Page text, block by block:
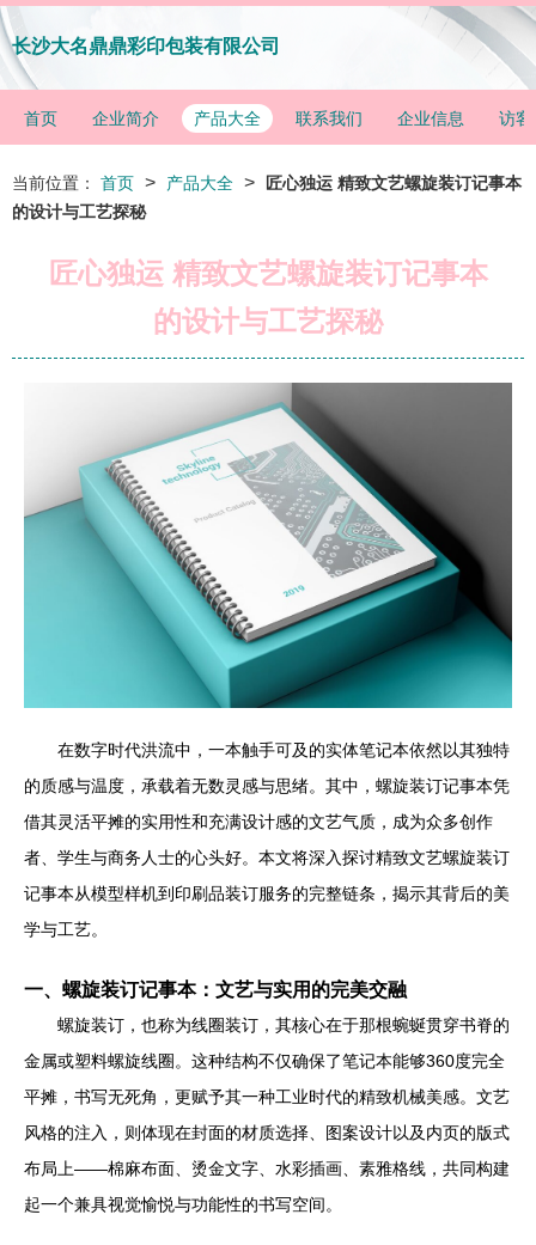
长沙大名鼎鼎彩印包装有限公司
首页 企业简介 产品大全 联系我们 企业信息 访客
当前位置： 首页 > 产品大全 >
匠心独运 精致文艺螺旋装订记事本
的设计与工艺探秘
匠心独运 精致文艺螺旋装订记事本
的设计与工艺探秘
在数字时代洪流中，一本触手可及的实体笔记本依然以其独特
的质感与温度，承载着无数灵感与思绪。其中，螺旋装订记事本凭
借其灵活平摊的实用性和充满设计感的文艺气质，成为众多创作
者、学生与商务人士的心头好。本文将深入探讨精致文艺螺旋装订
记事本从模型样机到印刷品装订服务的完整链条，揭示其背后的美
学与工艺。
一、螺旋装订记事本：文艺与实用的完美交融
螺旋装订，也称为线圈装订，其核心在于那根蜿蜒贯穿书脊的
金属或塑料螺旋线圈。这种结构不仅确保了笔记本能够360度完全
平摊，书写无死角，更赋予其一种工业时代的精致机械美感。文艺
风格的注入，则体现在封面的材质选择、图案设计以及内页的版式
布局上——棉麻布面、烫金文字、水彩插画、素雅格线，共同构建
起一个兼具视觉愉悦与功能性的书写空间。